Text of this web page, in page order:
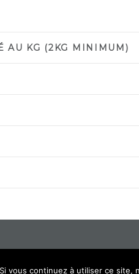
AU KG (2KG MINIMUM)
vous continuez à utiliser ce site,